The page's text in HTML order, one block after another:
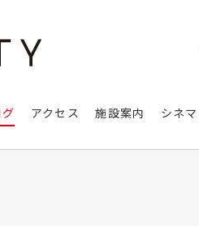
アクセス 施設案内 シネマ